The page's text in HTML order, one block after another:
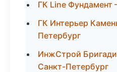
ГК Line Фундамент
ГК Интерьер
Петербург
ИнжСтрой
Санкт-Петербург